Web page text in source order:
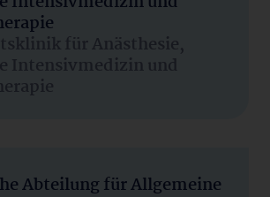
für Anästhesie,
Intensivmedizin und
Abteilung für Allgemeine